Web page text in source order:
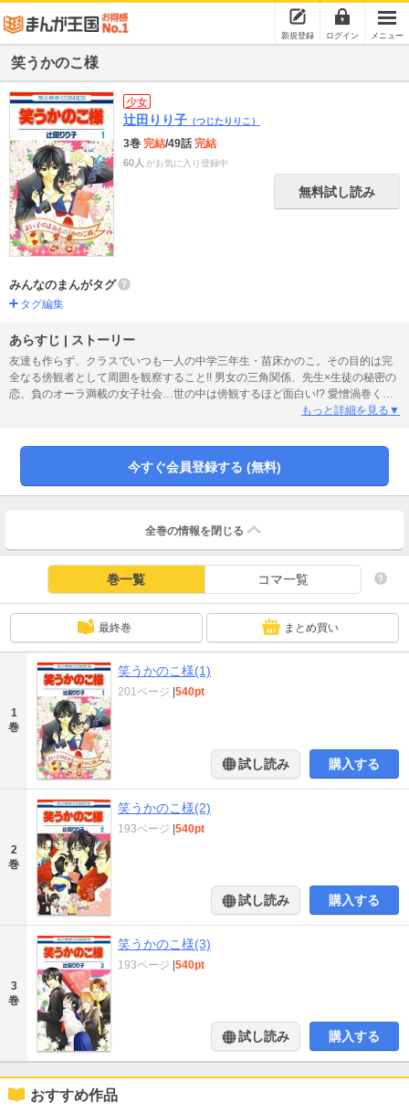
新規登録 ログイン メニュー
笑うかのこ様
少女
辻田りり子 （つじたりりこ）
3巻 完結/49話完結
60人 がお気に入り登録中
無料試し読み
みんなのまんがタグ
タグ編集
あらすじ | ストーリー
友達も作らず、クラスでいつも一人の中学三年生・苗床かのこ。その目的は完
全なる傍観者として周囲を観察すること!! 男女の三角関係、先生×生徒の秘密の
恋、負のオーラ満載の女子社会…世の中は傍観するほど面白い!? 愛憎渦巻く人
もっと詳細を見る▼
今すぐ会員登録する (無料)
全巻の情報を 閉じる
巻一覧 コマ一覧
最終巻 まとめ買い
1
巻
笑うかのこ様(1)
201ページ 540pt
試し読み 購入する
2
巻
笑うかのこ様(2)
193ページ 540pt
試し読み 購入する
3
巻
笑うかのこ様(3)
193ページ 540pt
試し読み 購入する
おすすめ作品